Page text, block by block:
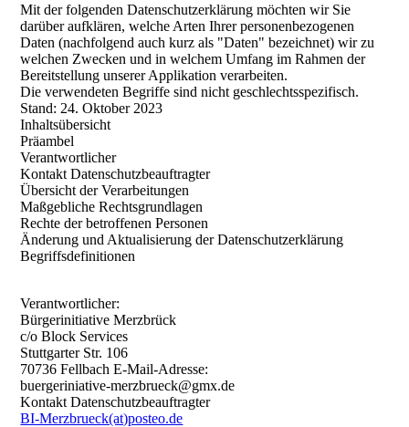
Mit der folgenden Datenschutzerklärung möchten wir Sie
darüber aufklären, welche Arten Ihrer personenbezogenen
Daten (nachfolgend auch kurz als "Daten" bezeichnet) wir zu
welchen Zwecken und in welchem Umfang im Rahmen der
Bereitstellung unserer Applikation verarbeiten.
Die verwendeten Begriffe sind nicht geschlechtsspezifisch.
Stand: 24. Oktober 2023
Inhaltsübersicht
Präambel
Verantwortlicher
Kontakt Datenschutzbeauftragter
Übersicht der Verarbeitungen
Maßgebliche Rechtsgrundlagen
Rechte der betroffenen Personen
Änderung und Aktualisierung der Datenschutzerklärung
Begriffsdefinitionen
Verantwortlicher:
Bürgerinitiative Merzbrück
c/o Block Services
Stuttgarter Str. 106
70736 Fellbach E-Mail-Adresse:
buergeriniative-merzbrueck@gmx.de
Kontakt Datenschutzbeauftragter
BI-Merzbrueck(at)posteo.de